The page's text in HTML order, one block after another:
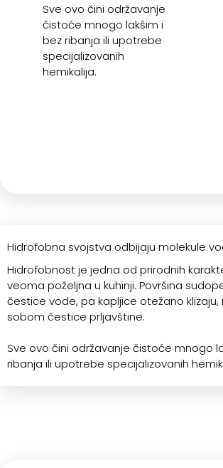
Sve ovo čini održavanje
čistoće mnogo lakšim i
bez ribanja ili upotrebe
specijalizovanih
hemikalija.
Hidrofobna svojstva odbijaju molekule
Hidrofobnost je jedna od prirodnih
veoma poželjna u kuhinji. Površina
čestice vode, pa kapljice otežano klizaju,
sobom čestice prljavštine.
Sve ovo čini održavanje čistoće mnogo
ribanja ili upotrebe specijalizovanih